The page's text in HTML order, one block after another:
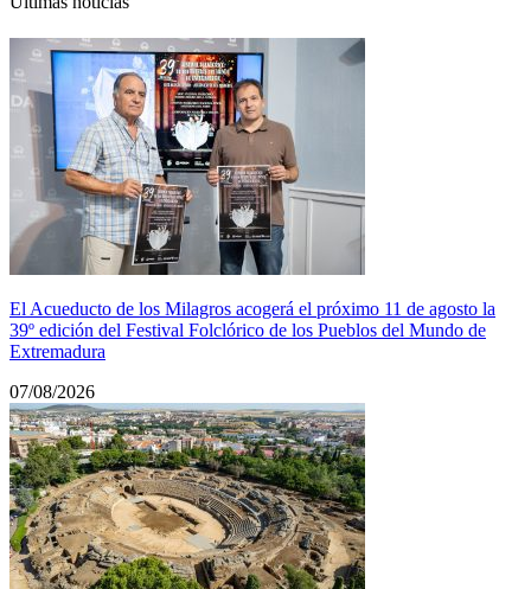
El Acueducto de los Milagros acogerá el próximo 11 de agosto la
39º edición del Festival Folclórico de los Pueblos del Mundo de
Extremadura
07/08/2026